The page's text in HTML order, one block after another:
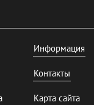
Информация
Контакты
Карта сайта